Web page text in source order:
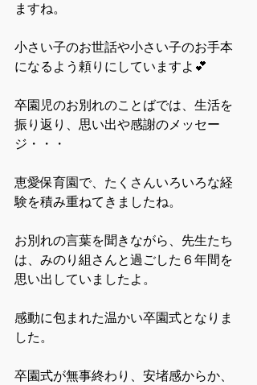
ますね。
小さい子のお世話や小さい子のお手本
になるよう頼りにしていますよ💕
卒園児のお別れのことばでは、生活を
振り返り、思い出や感謝のメッセー
ジ・・・
恵愛保育園で、たくさんいろいろな経
験を積み重ねてきましたね。
お別れの言葉を聞きながら、先生たち
は、みのり組さんと過ごした６年間を
思い出していましたよ。
感動に包まれた温かい卒園式となりま
した。
卒園式が無事終わり、安堵感からか、